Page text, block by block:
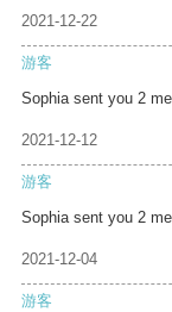
2021-12-22
游客
Sophia sent you 2
2021-12-12
游客
Sophia sent you 2
2021-12-04
游客